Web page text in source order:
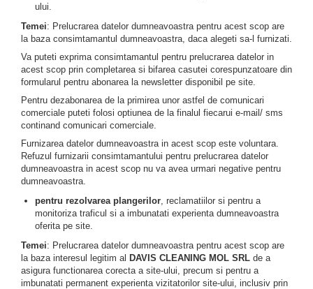
ului.
Temei: Prelucrarea datelor dumneavoastra pentru acest scop are
la baza consimtamantul dumneavoastra, daca alegeti sa-l furnizati.
Va puteti exprima consimtamantul pentru prelucrarea datelor in
acest scop prin completarea si bifarea casutei corespunzatoare din
formularul pentru abonarea la newsletter disponibil pe site.
Pentru dezabonarea de la primirea unor astfel de comunicari
comerciale puteti folosi optiunea de la finalul fiecarui e-mail/ sms
continand comunicari comerciale.
Furnizarea datelor dumneavoastra in acest scop este voluntara.
Refuzul furnizarii consimtamantului pentru prelucrarea datelor
dumneavoastra in acest scop nu va avea urmari negative pentru
dumneavoastra.
pentru rezolvarea plangerilor, reclamatiilor si pentru a
monitoriza traficul si a imbunatati experienta dumneavoastra
oferita pe site.
Temei: Prelucrarea datelor dumneavoastra pentru acest scop are
la baza interesul legitim al DAVIS CLEANING MOL SRL de a
asigura functionarea corecta a site-ului, precum si pentru a
imbunatati permanent experienta vizitatorilor site-ului, inclusiv prin